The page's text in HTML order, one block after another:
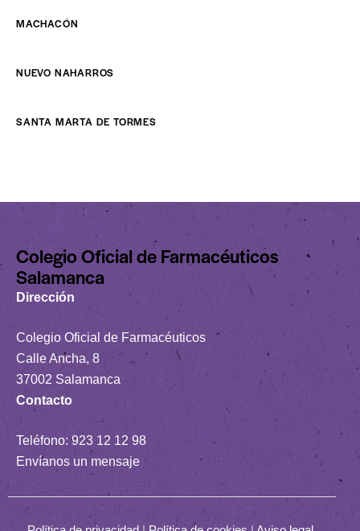
MACHACÓN
NUEVO NAHARROS
SANTA MARTA DE TORMES
Colegio Oficial de Farmacéuticos
Salamanca
Dirección
Colegio Oficial de Farmacéuticos
Calle Ancha, 8
37002 Salamanca
Contacto
Teléfono:923 12 12 98
Envíanos un mensaje